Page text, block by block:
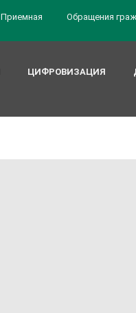
Приемная Обращения
ЦИФРОВИЗАЦИЯ